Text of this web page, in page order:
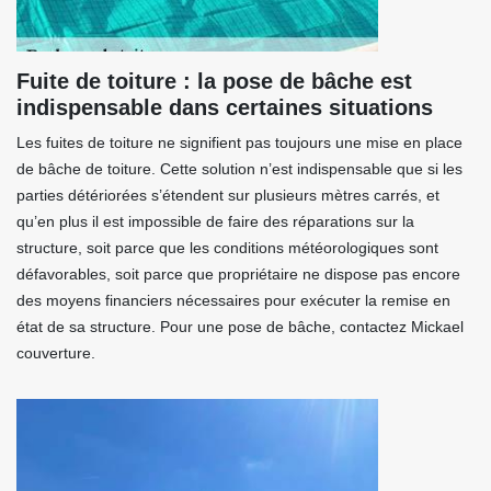
Fuite de toiture : la pose de bâche est
indispensable dans certaines situations
Les fuites de toiture ne signifient pas toujours une mise en place
de bâche de toiture. Cette solution n’est indispensable que si les
parties détériorées s’étendent sur plusieurs mètres carrés, et
qu’en plus il est impossible de faire des réparations sur la
structure, soit parce que les conditions météorologiques sont
défavorables, soit parce que propriétaire ne dispose pas encore
des moyens financiers nécessaires pour exécuter la remise en
état de sa structure. Pour une pose de bâche, contactez Mickael
couverture.